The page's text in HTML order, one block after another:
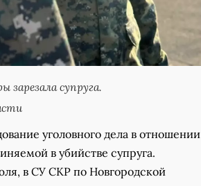
зарезала супруга.
уголовного дела в отношении
в убийстве супруга.
в СУ СКР по Новгородской